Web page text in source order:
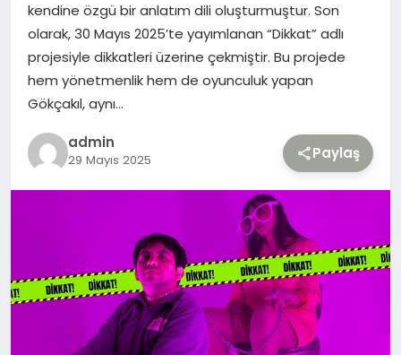
GÜNDEM
TEKNOLOJI
kendine özgü bir anlatım dili oluşturmuştur. Son
olarak, 30 Mayıs 2025’te yayımlanan “Dikkat” adlı
projesiyle dikkatleri üzerine çekmiştir. Bu projede
hem yönetmenlik hem de oyunculuk yapan
Gökçakıl, aynı…
admin
29 Mayıs 2025 Paylaş